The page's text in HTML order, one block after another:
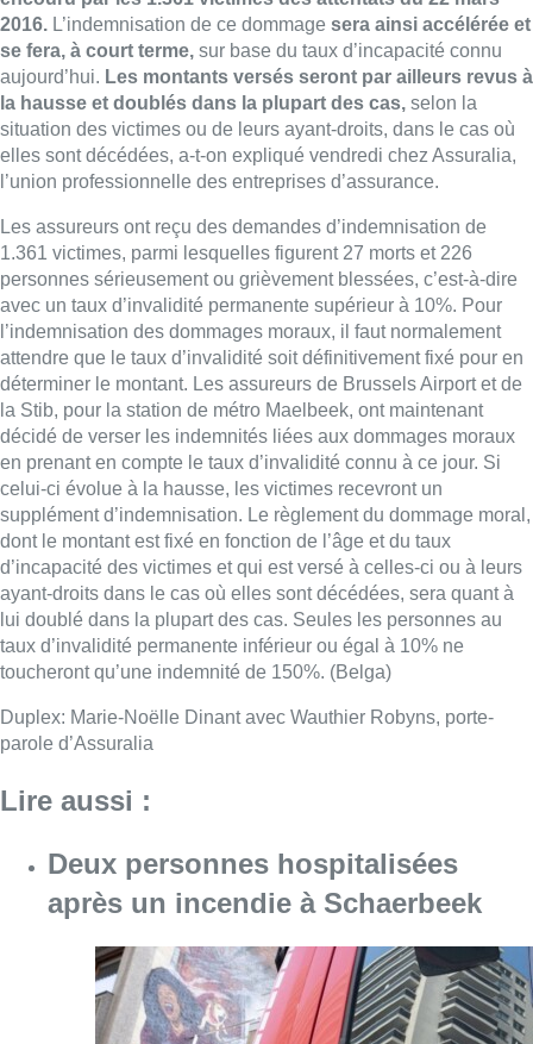
l’indemnisation des dommages moraux, il faut normalement
attendre que le taux d’invalidité soit définitivement fixé pour en
déterminer le montant. Les assureurs de Brussels Airport et de
la Stib, pour la station de métro Maelbeek, ont maintenant
décidé de verser les indemnités liées aux dommages moraux
en prenant en compte le taux d’invalidité connu à ce jour. Si
celui-ci évolue à la hausse, les victimes recevront un
supplément d’indemnisation. Le règlement du dommage moral,
dont le montant est fixé en fonction de l’âge et du taux
d’incapacité des victimes et qui est versé à celles-ci ou à leurs
ayant-droits dans le cas où elles sont décédées, sera quant à
lui doublé dans la plupart des cas. Seules les personnes au
taux d’invalidité permanente inférieur ou égal à 10% ne
toucheront qu’une indemnité de 150%. (Belga)
Duplex: Marie-Noëlle Dinant avec Wauthier Robyns, porte-
parole d’Assuralia
Lire aussi :
Deux personnes hospitalisées
après un incendie à Schaerbeek
09 août 2026Consulter l'article "Deux personnes